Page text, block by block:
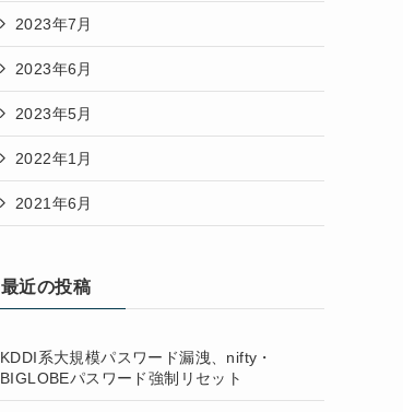
2023年7月
2023年6月
2023年5月
2022年1月
2021年6月
最近の投稿
KDDI系大規模パスワード漏洩、nifty・
BIGLOBEパスワード強制リセット